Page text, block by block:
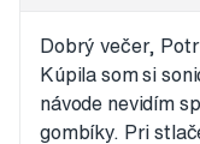
Dobrý večer,
Kúpila som si
návode nevidím
gombíky. Pri